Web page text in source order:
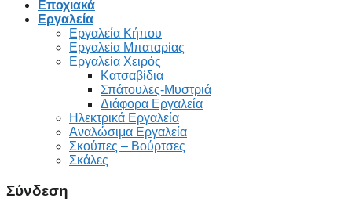
Εποχιακά
Εργαλεία
Εργαλεία Κήπου
Εργαλεία Μπαταρίας
Εργαλεία Χειρός
Κατσαβίδια
Σπάτουλες-Μυστριά
Διάφορα Εργαλεία
Ηλεκτρικά Εργαλεία
Αναλώσιμα Εργαλεία
Σκούπες – Βούρτσες
Σκάλες
Σύνδεση